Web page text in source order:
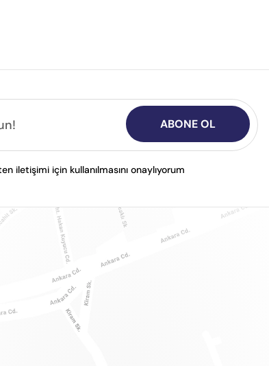
ABONE OL
iletişimi için kullanılmasını onaylıyorum